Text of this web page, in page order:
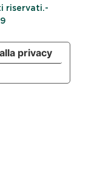
riservati.-
privacy